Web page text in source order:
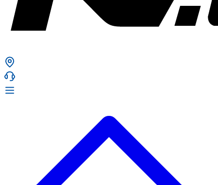
การรับประกันสินค้า
ข่าวสารและโปรโมชั่น
02 393 3356
ก. เจริญยางยนต์ (บริษัท มิ้งค์ แอนด์ ซีน จำกัด) 2275 ถ.สุขุมวิท
(ระหว่างซอยสุขุมวิท 89/1 - 91) แขวงบางจาก เขตพระโขนง
กรุงเทพมหานคร 10260